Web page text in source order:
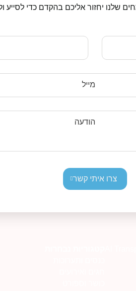
שלנו יחזור אליכם בהקדם כדי לסייע
מייל
הודעה
צרו איתי קשר